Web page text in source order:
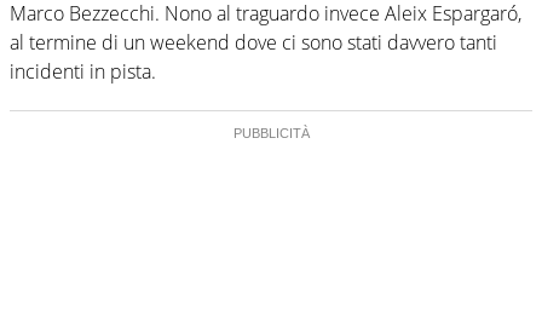
Marco Bezzecchi. Nono al traguardo invece Aleix Espargaró,
al termine di un weekend dove ci sono stati davvero tanti
incidenti in pista.